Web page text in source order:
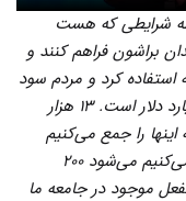
شرایطی که هست
براشون فراهم کنند و
کرد و مردم سود
ببرند… نقدینگی موجود در جامعه ما ۲۰۰ میلیارد دلار است. ۱۳ هزار
که اینها را جمع می‌کنیم
می‌شه ۱۵ هزار همت که تقسیم بر ۷۰ یا ۷۵ می‌کنیم می‌شود ۲۰۰
موجود در جامعه ما